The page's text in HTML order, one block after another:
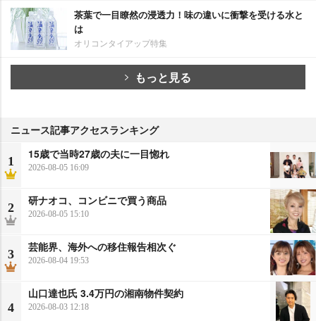
茶葉で一目瞭然の浸透力！味の違いに衝撃を受ける水と
は
オリコンタイアップ特集
もっと見る
ニュース記事アクセスランキング
1
15歳で当時27歳の夫に一目惚れ
2026-08-05 16:09
2
研ナオコ、コンビニで買う商品
2026-08-05 15:10
3
芸能界、海外への移住報告相次ぐ
2026-08-04 19:53
4
山口達也氏 3.4万円の湘南物件契約
2026-08-03 12:18